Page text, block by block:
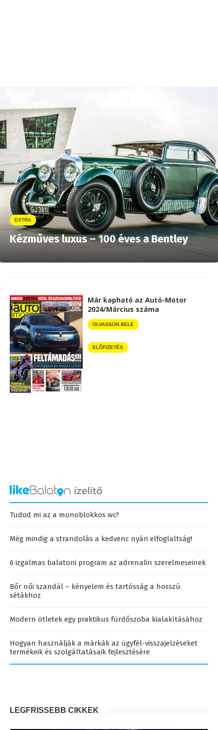
EXTRA
Kézműves luxus – 100 éves a Bentley
Már kapható az Autó-Motor
2024/Március száma
OLVASSON BELE
ELŐFIZETÉS
Tudod mi az a monoblokkos wc?
Még mindig a strandolás a kedvenc nyári elfoglaltság!
6 izgalmas balatoni program az adrenalin szerelmeseinek
Bőr női szandál – kényelem és tartósság a hosszú
sétákhoz
Modern ötletek egy praktikus fürdőszoba kialakításához
Hogyan használják a márkák az ügyfél-visszajelzéseket
termékeik és szolgáltatásaik fejlesztésére
LEGFRISSEBB CIKKEK